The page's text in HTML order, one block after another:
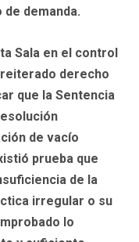
demanda.
Sala en el control
derecho
que la Sentencia
de vacío
prueba que
de la
irregular o su
lo